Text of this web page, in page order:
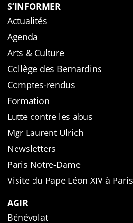
S’INFORMER
Actualités
Agenda
Arts & Culture
Collège des Bernardins
Comptes-rendus
Formation
Lutte contre les abus
Mgr Laurent Ulrich
Newsletters
Paris Notre-Dame
Visite du Pape Léon XIV à Paris
AGIR
Bénévolat